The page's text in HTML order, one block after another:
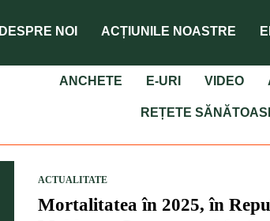
DESPRE NOI ACȚIUNILE NOASTRE
ANCHETE E-URI VIDEO
REȚETE
ACTUALITATE
Mortalitatea în 2025, în